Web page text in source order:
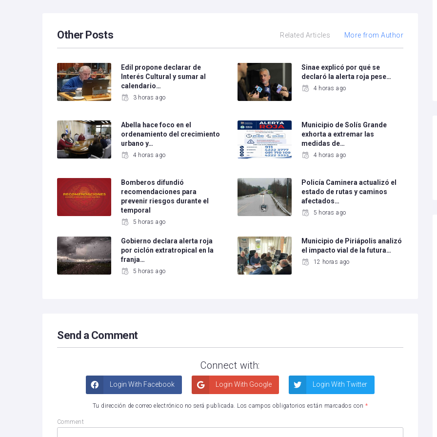
Other Posts Related Articles More from Author
Edil propone declarar de
Interés Cultural y sumar al
calendario…
3 horas ago
Sinae explicó por qué se
declaró la alerta roja pese…
4 horas ago
Abella hace foco en el
ordenamiento del crecimiento
urbano y…
4 horas ago
Municipio de Solís Grande
exhorta a extremar las
medidas de…
4 horas ago
Bomberos difundió
recomendaciones para
prevenir riesgos durante el
temporal
5 horas ago
Policía Caminera actualizó el
estado de rutas y caminos
afectados…
5 horas ago
Gobierno declara alerta roja
por ciclón extratropical en la
franja…
5 horas ago
Municipio de Piriápolis analizó
el impacto vial de la futura…
12 horas ago
Send a Comment
Connect with:
Login With Facebook Login With Google Login With Twitter
Tu dirección de correo electrónico no será publicada. Los campos obligatorios están marcados con *
Comment